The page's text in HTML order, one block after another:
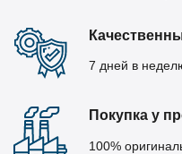
7 дней в
Покупка у
100%